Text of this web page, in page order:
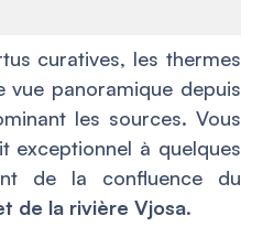
curatives, les thermes
vue panoramique depuis
les sources. Vous
exceptionnel à quelques
de la confluence du
de la rivière Vjosa.